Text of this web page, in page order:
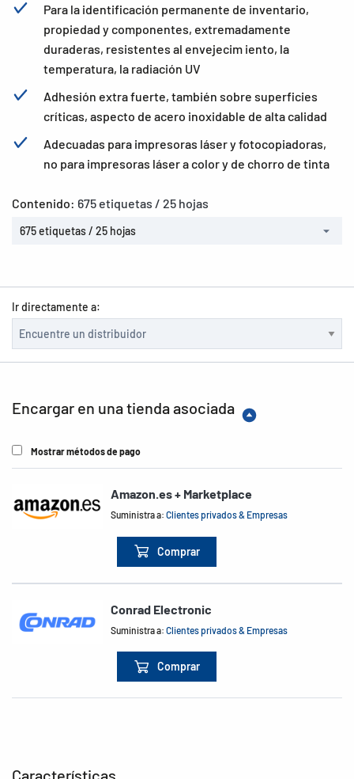
Para la identificación permanente de inventario,
propiedad y componentes, extremadamente
duraderas, resistentes al envejecim iento, la
temperatura, la radiación UV
Adhesión extra fuerte, también sobre superficies
críticas, aspecto de acero inoxidable de alta calidad
Adecuadas para impresoras láser y fotocopiadoras,
no para impresoras láser a color y de chorro de tinta
Contenido: 675 etiquetas / 25 hojas
675 etiquetas / 25 hojas
Ir directamente a:
Encargar en una tienda asociada
Mostrar métodos de pago
Amazon.es + Marketplace
Suministra a:Clientes privados & Empresas
Comprar
Conrad Electronic
Suministra a:Clientes privados & Empresas
Comprar
Características